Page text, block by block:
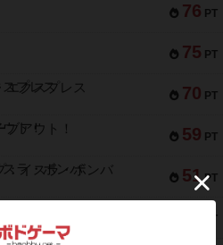
76 PT
75 PT
70 PT
エクスプレス
59 PT
アウト！
51 PT
：イスラ・ボンバ
PT